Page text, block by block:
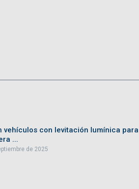
vehículos con levitación lumínica
...
de 2025